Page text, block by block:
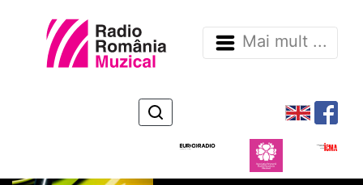
Mai mult ...